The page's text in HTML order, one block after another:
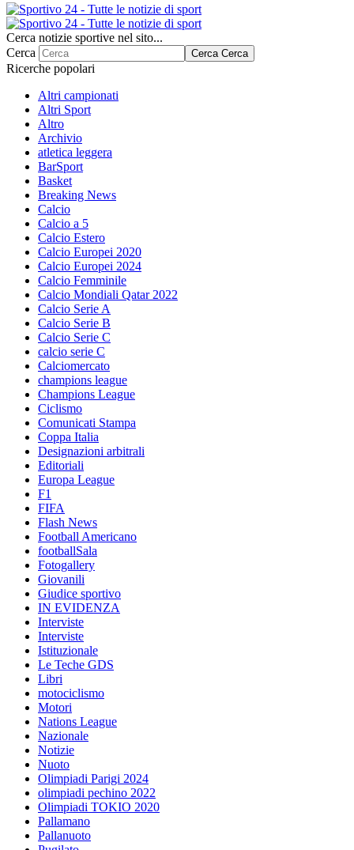
Cerca notizie sportive nel sito...
Cerca
Cerca Cerca
Ricerche popolari
Altri campionati
Altri Sport
Altro
Archivio
atletica leggera
BarSport
Basket
Breaking News
Calcio
Calcio a 5
Calcio Estero
Calcio Europei 2020
Calcio Europei 2024
Calcio Femminile
Calcio Mondiali Qatar 2022
Calcio Serie A
Calcio Serie B
Calcio Serie C
calcio serie C
Calciomercato
champions league
Champions League
Ciclismo
Comunicati Stampa
Coppa Italia
Designazioni arbitrali
Editoriali
Europa League
F1
FIFA
Flash News
Football Americano
footballSala
Fotogallery
Giovanili
Giudice sportivo
IN EVIDENZA
Interviste
Interviste
Istituzionale
Le Teche GDS
Libri
motociclismo
Motori
Nations League
Nazionale
Notizie
Nuoto
Olimpiadi Parigi 2024
olimpiadi pechino 2022
Olimpiadi TOKIO 2020
Pallamano
Pallanuoto